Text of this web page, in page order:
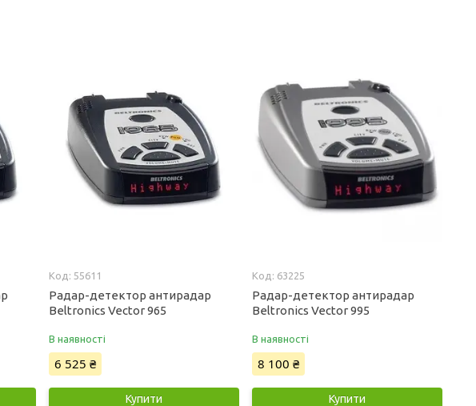
55611
Радар-детектор антирадар
Beltronics Vector 965
В наявності
6 525 ₴
Купити
63225
Радар-детектор антирадар
Beltronics Vector 995
В наявності
8 100 ₴
Купити